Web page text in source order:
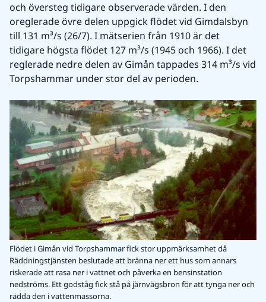
och översteg tidigare observerade värden. I den
oreglerade övre delen uppgick flödet vid Gimdalsbyn
till 131 m³/s (26/7). I mätserien från 1910 är det
tidigare högsta flödet 127 m³/s (1945 och 1966). I det
reglerade nedre delen av Gimån tappades 314 m³/s vid
Torpshammar under stor del av perioden.
Flödet i Gimån vid Torpshammar fick stor uppmärksamhet då
Räddningstjänsten beslutade att bränna ner ett hus som annars
riskerade att rasa ner i vattnet och påverka en bensinstation
nedströms. Ett godståg fick stå på järnvägsbron för att tynga ner och
rädda den i vattenmassorna.